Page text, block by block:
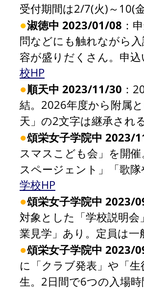
受付期間は2/7(火)～10(
●淑徳中 2023/01/08 ：
問などにも触れながら
容が盛りだくさん。申
校HP
●順天中 2023/11/30 ：
結。2026年度から附属
天」の2文字は継承され
●頌栄女子学院中 2023/
スマスこども会」を開
スページェント」「歌
学校HP
●頌栄女子学院中 2023/
対象とした「学校説明
業見学」あり。定員は
●頌栄女子学院中 2023/
に「クラブ発表」や「
生。2日間で6つの入場